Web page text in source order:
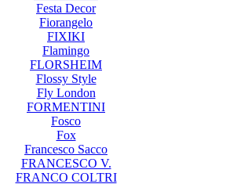
Festa Decor
Fiorangelo
FIXIKI
Flamingo
FLORSHEIM
Flossy Style
Fly London
FORMENTINI
Fosco
Fox
Francesco Sacco
FRANCESCO V.
FRANCO COLTRI